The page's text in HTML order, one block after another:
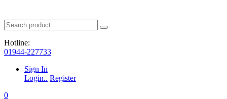
Hotline:
01944-227733
Sign In
Login.. Register
0